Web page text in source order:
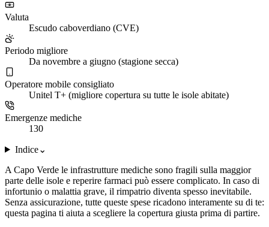
Valuta
Escudo caboverdiano (CVE)
Periodo migliore
Da novembre a giugno (stagione secca)
Operatore mobile consigliato
Unitel T+ (migliore copertura su tutte le isole abitate)
Emergenze mediche
130
Indice⌄
A Capo Verde le infrastrutture mediche sono fragili sulla maggior
parte delle isole e reperire farmaci può essere complicato. In caso di
infortunio o malattia grave, il rimpatrio diventa spesso inevitabile.
Senza assicurazione, tutte queste spese ricadono interamente su di te:
questa pagina ti aiuta a scegliere la copertura giusta prima di partire.